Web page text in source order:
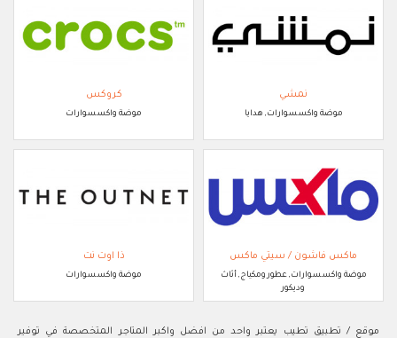
نمشي
موضة واكسسوارات, هدايا
كروكس
موضة واكسسوارات
ماكس فاشون / سيتي ماكس
موضة واكسسوارات, عطور ومكياج, أثاث
وديكور
ذا اوت نت
موضة واكسسوارات
موقع / تطبيق تطيب يعتبر واحد من افضل واكبر المتاجر المتخصصة في توفير